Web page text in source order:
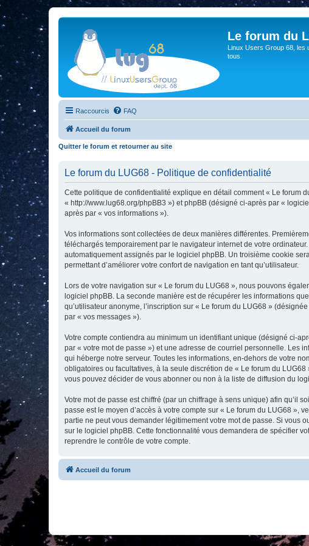
Le forum du
Linux Users Group 68, les
tous.
Raccourcis FAQ
Accueil du forum
Quitter le forum et retourner au site
Le forum du LUG68 - Politique de confidentialité
Cette politique de confidentialité explique en détail comment « Le forum
« http://www.lug68.org/phpBB3 ») et phpBB (désigné ci-après par «
après par « vos informations »).
Vos informations sont collectées de deux manières différentes.
téléchargés temporairement par le navigateur internet de votre
automatiquement assignés par le logiciel phpBB. Un troisième cookie
permettant d’améliorer votre confort de navigation en tant qu’utilisateur.
Lors de votre navigation sur « Le forum du LUG68 », nous pouvons
logiciel phpBB. La seconde manière est de récupérer les informations
qu’utilisateur anonyme, l’inscription sur « Le forum du LUG68 »
par « vos messages »).
Votre compte contiendra au minimum un identifiant unique (désigné ci-
par « votre mot de passe ») et une adresse de courriel personnelle. Les
qui héberge notre serveur. Toutes les informations, en-dehors de votre
obligatoires ou facultatives, à la seule discrétion de « Le forum du
vous pouvez décider de vous abonner ou non à la liste de diffusion du
Votre mot de passe est chiffré (par un chiffrage à sens unique) afin qu’il
passe est le moyen d’accès à votre compte sur « Le forum du LUG68 »,
partie ne peut vous demander légitimement votre mot de passe. Si vous
sur le logiciel phpBB. Cette fonctionnalité vous demandera de spécifier
reprendre le contrôle de votre compte.
Accueil du forum